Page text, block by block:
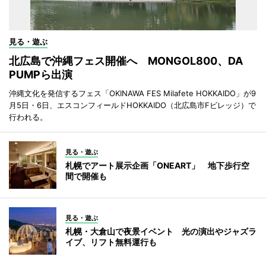
見る・遊ぶ
北広島で沖縄フェス開催へ MONGOL800、DA
PUMPら出演
沖縄文化を発信するフェス「OKINAWA FES Milafete HOKKAIDO」が9
月5日・6日、エスコンフィールドHOKKAIDO（北広島市Fビレッジ）で
行われる。
見る・遊ぶ
札幌でアート展示企画「ONEART」 地下歩行空
間で開催も
見る・遊ぶ
札幌・大倉山で夜景イベント 光の演出やジャズラ
イブ、リフト無料運行も